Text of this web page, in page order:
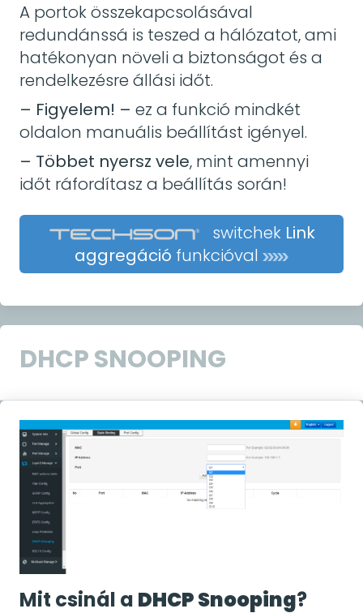
A portok összekapcsolásával
redundánssá is teszed a hálózatot, ami
hatékonyan növeli a biztonságot és a
rendelkezésre állási időt.
– Figyelem! – ez a funkció mindkét
oldalon manuális beállítást igényel.
– Többet nyersz vele, mint amennyi
időt ráfordítasz a beállítás során!
switchek Link
aggregáció funkcióval
DHCP SNOOPING
Mit csinál a DHCP Snooping?